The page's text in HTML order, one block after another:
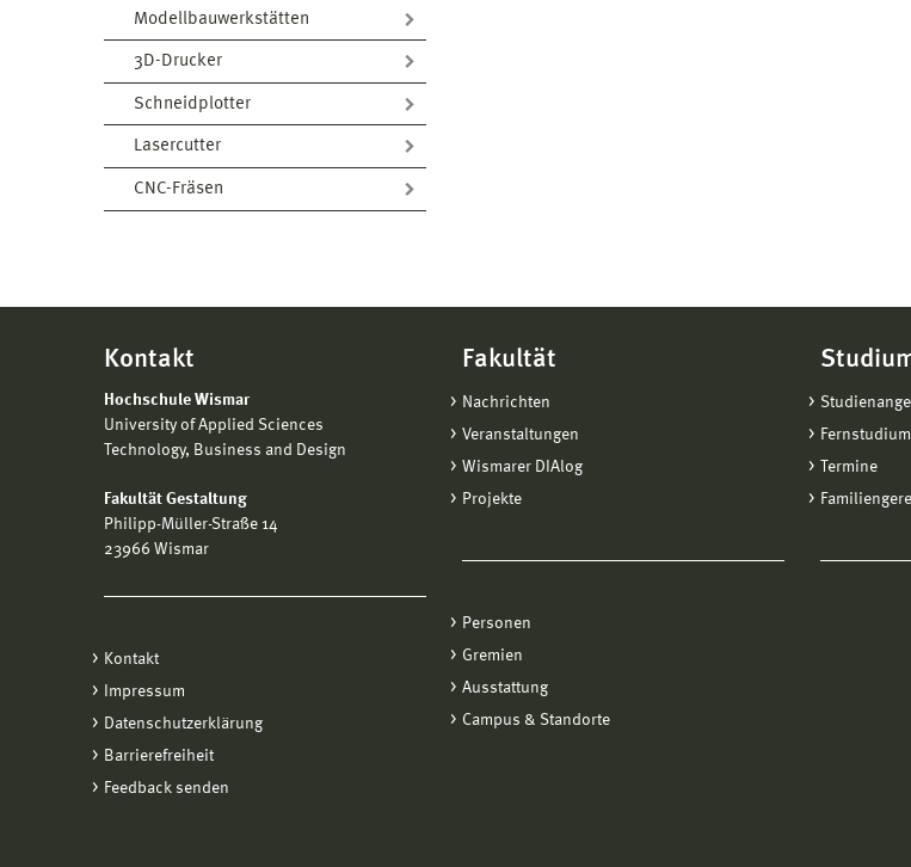
Modellbauwerkstätten
3D-Drucker
Schneidplotter
Lasercutter
CNC-Fräsen
Kontakt
Hochschule Wismar
University of Applied Sciences
Technology, Business and Design
Fakultät Gestaltung
Philipp-Müller-Straße 14
23966 Wismar
Kontakt
Impressum
Datenschutzerklärung
Barrierefreiheit
Feedback senden
Fakultät
Nachrichten
Veranstaltungen
Wismarer DIAlog
Projekte
Personen
Gremien
Ausstattung
Campus & Standorte
Fernstudium
Termine